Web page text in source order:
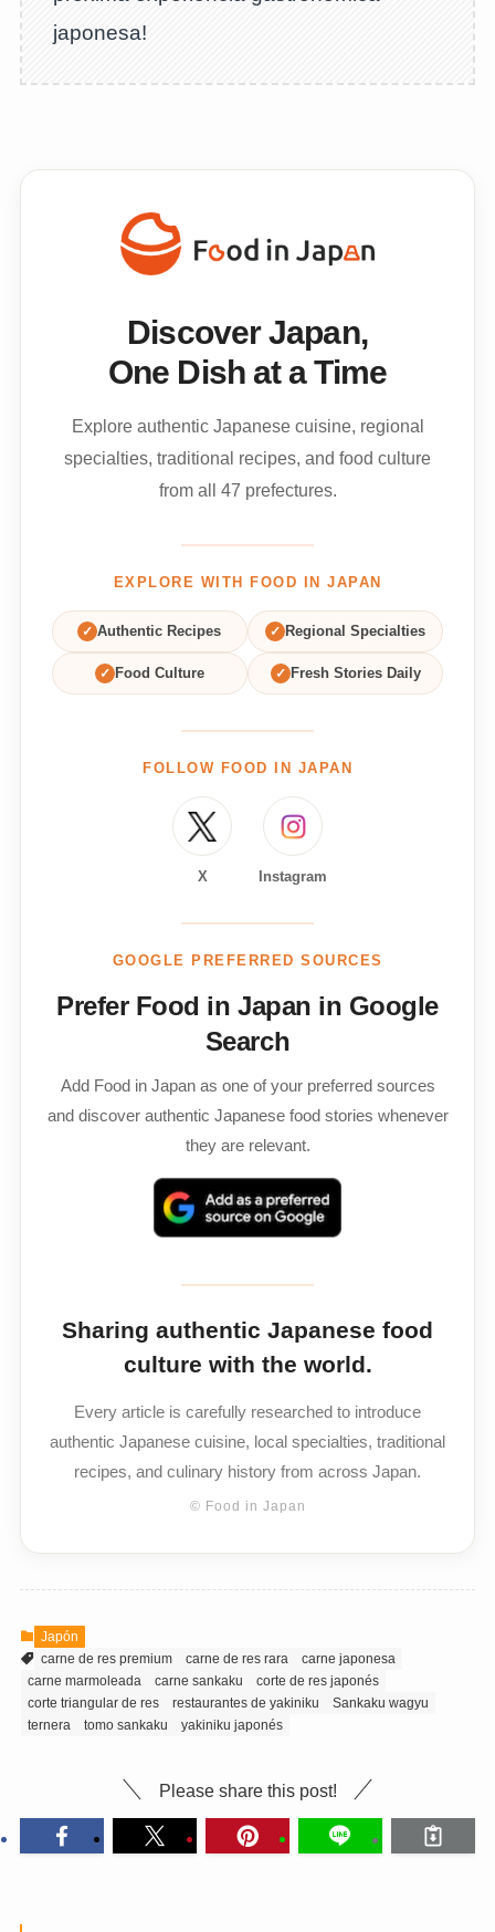
japonesa!
Discover Japan,
One Dish at a Time
Explore authentic Japanese cuisine, regional
specialties, traditional recipes, and food culture
from all 47 prefectures.
EXPLORE WITH FOOD IN JAPAN
✓ Authentic Recipes ✓ Regional Specialties
✓ Food Culture ✓ Fresh Stories Daily
FOLLOW FOOD IN JAPAN
X Instagram
GOOGLE PREFERRED SOURCES
Prefer Food in Japan in Google
Search
Add Food in Japan as one of your preferred sources
and discover authentic Japanese food stories whenever
they are relevant.
Sharing authentic Japanese food
culture with the world.
Every article is carefully researched to introduce
authentic Japanese cuisine, local specialties, traditional
recipes, and culinary history from across Japan.
© Food in Japan
Japón
carne de res premium
carne de res rara
carne japonesa
carne marmoleada
carne sankaku
corte de res japonés
corte triangular de res
restaurantes de yakiniku
Sankaku wagyu
ternera
tomo sankaku yakiniku japonés
Please share this post!